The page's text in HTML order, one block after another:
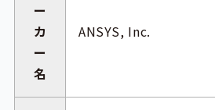
ー
カ
ー
名
ANSYS, Inc.